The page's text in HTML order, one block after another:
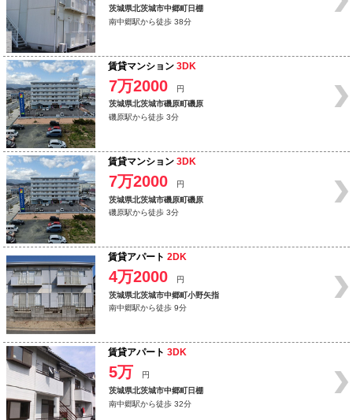
茨城県北茨城市中郷町日棚
南中郷駅から徒歩 38分
賃貸マンション 3DK
7万2000
円
茨城県北茨城市磯原町磯原
磯原駅から徒歩 3分
賃貸マンション 3DK
7万2000
円
茨城県北茨城市磯原町磯原
磯原駅から徒歩 3分
賃貸アパート 2DK
4万2000
円
茨城県北茨城市中郷町小野矢指
南中郷駅から徒歩 9分
賃貸アパート 3DK
5万
円
茨城県北茨城市中郷町日棚
南中郷駅から徒歩 32分